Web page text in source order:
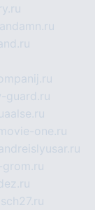
guard.ru
aalse.ru
movie-one.ru